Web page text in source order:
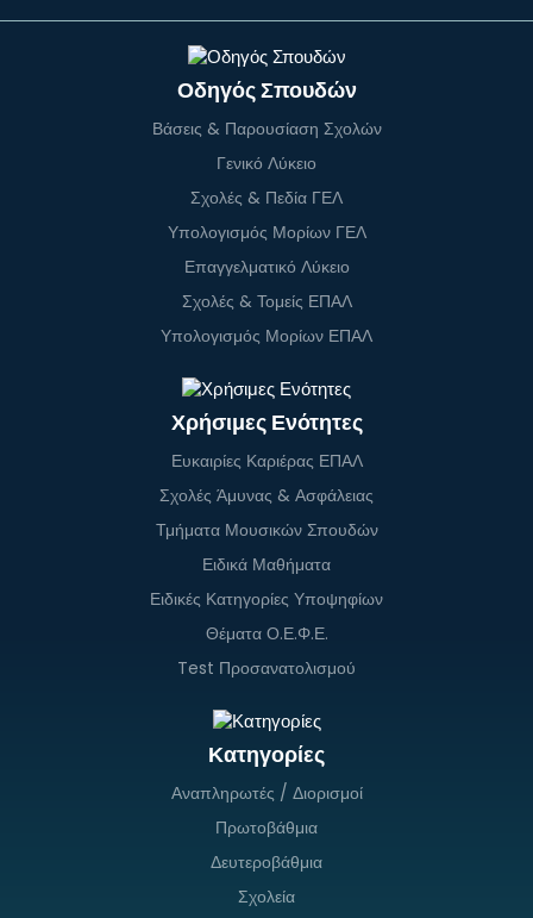
Οδηγός Σπουδών
Βάσεις & Παρουσίαση Σχολών
Γενικό Λύκειο
Σχολές & Πεδία ΓΕΛ
Υπολογισμός Μορίων ΓΕΛ
Επαγγελματικό Λύκειο
Σχολές & Τομείς ΕΠΑΛ
Υπολογισμός Μορίων ΕΠΑΛ
Χρήσιμες Ενότητες
Ευκαιρίες Καριέρας ΕΠΑΛ
Σχολές Άμυνας & Ασφάλειας
Τμήματα Μουσικών Σπουδών
Ειδικά Μαθήματα
Ειδικές Κατηγορίες Υποψηφίων
Θέματα Ο.Ε.Φ.Ε.
Test Προσανατολισμού
Κατηγορίες
Αναπληρωτές / Διορισμοί
Πρωτοβάθμια
Δευτεροβάθμια
Σχολεία